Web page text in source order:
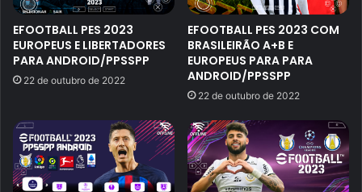
EFOOTBALL PES 2023
EUROPEUS E LIBERTADORES
PARA ANDROID/PPSSPP
22 de outubro de 2022
EFOOTBALL PES 2023 COM
BRASILEIRÃO A+B E
EUROPEUS PARA PARA
ANDROID/PPSSPP
22 de outubro de 2022